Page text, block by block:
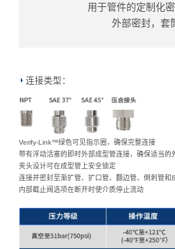
用于管件的定制化
外部密封，套
连接类型：
Verify-Link™绿色可见指示圈，确保完整连接
带有浮动活塞的即时外部成型管连接，确保适当的
夹头设计可在成型管上安全锁定
连接并密封至渐扩管、扩口管、翻边管、倒刺管和
内部截止阀选项在断开时使介质停止流动